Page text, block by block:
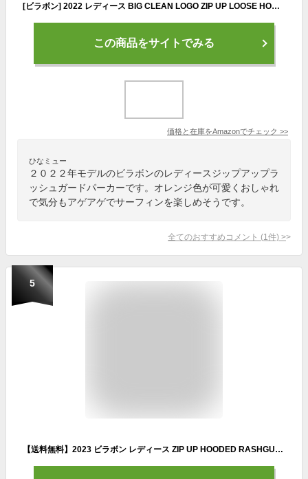
[ビラボン] 2022 レディース BIG CLEAN LOGO ZIP UP LOOSE HOODED RASHGUARD ジップアップラッシュガードパーカ 【2022年春夏モデル】 MEL L
この商品をサイトでみる
価格と在庫をAmazonでチェック >>
ひなミュー
２０２２年モデルのビラボンのレディースジップアップラ
ッシュガードパーカーです。オレンジ色が可愛くおしゃれ
で気分もアゲアゲでサーフィンを楽しめそうです。
全てのおすすめコメント (1 件) >
5
【送料無料】2023 ビラボン レディース ZIP UP HOODED RASHGUARD ラッシュガード 【2023年春夏モデル】 全3色 M/L BILLABONG